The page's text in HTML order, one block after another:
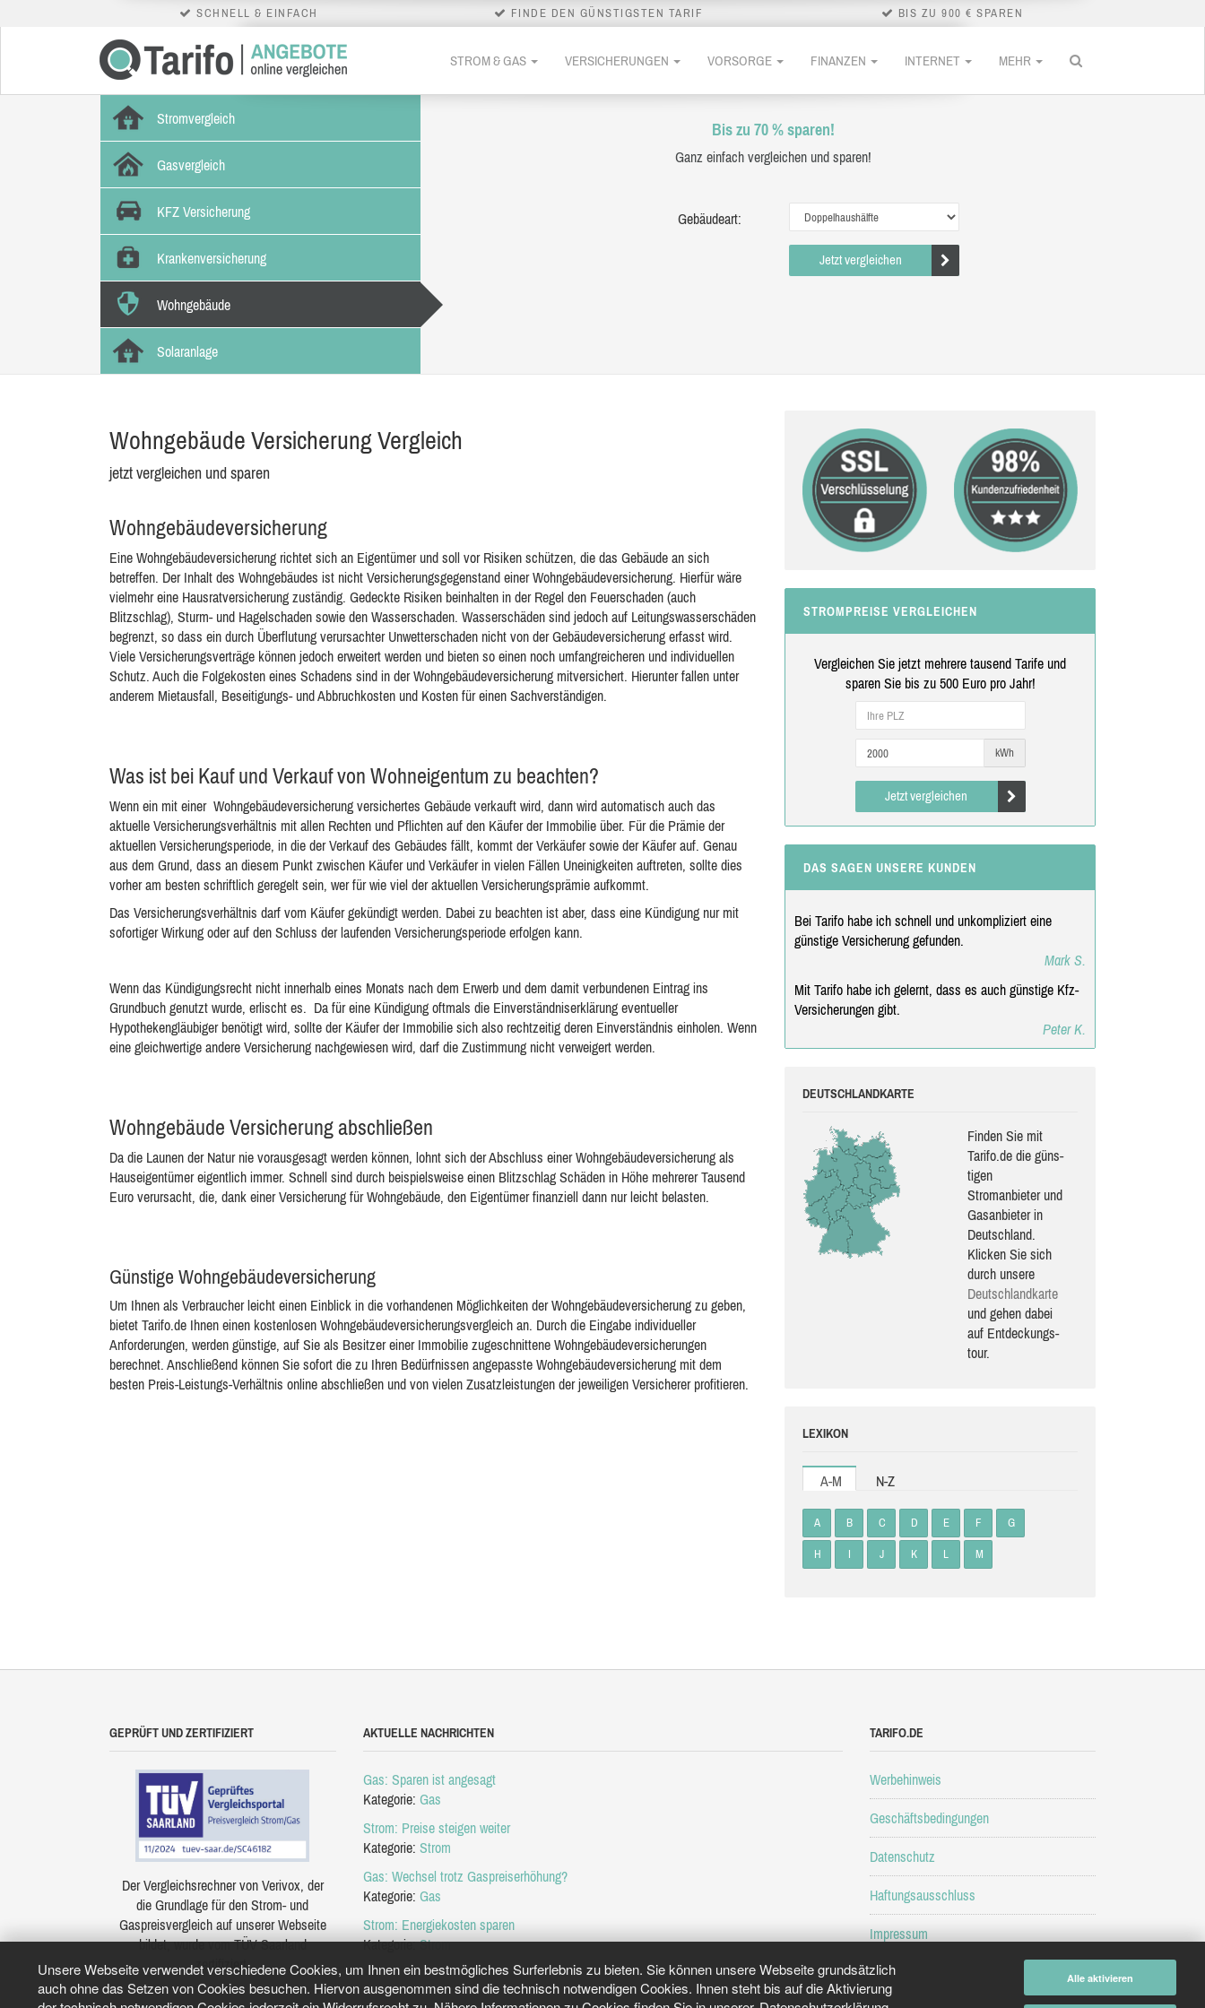
Unsere Webseite verwendet verschiedene Cookies, um Ihnen ein bestmögliches Surferlebnis zu bieten. Sie können unsere Webseite grundsätzlich
auch ohne das Setzen von Cookies besuchen. Hiervon ausgenommen sind die technisch notwendigen Cookies. Ihnen steht bis auf die Aktivierung
Alle aktivieren
SCHNELL & EINFACH FINDE DEN GÜNSTIGSTEN TARIF BIS ZU 900 € SPAREN
STROM & GAS VERSICHERUNGEN VORSORGE FINANZEN INTERNET MEHR
Stromvergleich
Gasvergleich
KFZ Versicherung
Krankenversicherung
Wohngebäude
Solaranlage
Bis zu 70 % sparen!
Ganz einfach vergleichen und sparen!
Gebäudeart:
Jetzt vergleichen
Wohngebäude Versicherung Vergleich
jetzt vergleichen und sparen
Wohngebäudeversicherung
Eine Wohngebäudeversicherung richtet sich an Eigentümer und soll vor Risiken schützen, die das Gebäude an sich
betreffen. Der Inhalt des Wohngebäudes ist nicht Versicherungsgegenstand einer Wohngebäudeversicherung. Hierfür wäre
vielmehr eine Hausratversicherung zuständig. Gedeckte Risiken beinhalten in der Regel den Feuerschaden (auch
Blitzschlag), Sturm- und Hagelschaden sowie den Wasserschaden. Wasserschäden sind jedoch auf Leitungswasserschäden
begrenzt, so dass ein durch Überflutung verursachter Unwetterschaden nicht von der Gebäudeversicherung erfasst wird.
Viele Versicherungsverträge können jedoch erweitert werden und bieten so einen noch umfangreicheren und individuellen
Schutz. Auch die Folgekosten eines Schadens sind in der Wohngebäudeversicherung mitversichert. Hierunter fallen unter
anderem Mietausfall, Beseitigungs- und Abbruchkosten und Kosten für einen Sachverständigen.
Was ist bei Kauf und Verkauf von Wohneigentum zu beachten?
Wenn ein mit einer Wohngebäudeversicherung versichertes Gebäude verkauft wird, dann wird automatisch auch das
aktuelle Versicherungsverhältnis mit allen Rechten und Pflichten auf den Käufer der Immobilie über. Für die Prämie der
aktuellen Versicherungsperiode, in die der Verkauf des Gebäudes fällt, kommt der Verkäufer sowie der Käufer auf. Genau
aus dem Grund, dass an diesem Punkt zwischen Käufer und Verkäufer in vielen Fällen Uneinigkeiten auftreten, sollte dies
vorher am besten schriftlich geregelt sein, wer für wie viel der aktuellen Versicherungsprämie aufkommt.
Das Versicherungsverhältnis darf vom Käufer gekündigt werden. Dabei zu beachten ist aber, dass eine Kündigung nur mit
sofortiger Wirkung oder auf den Schluss der laufenden Versicherungsperiode erfolgen kann.
Wenn das Kündigungsrecht nicht innerhalb eines Monats nach dem Erwerb und dem damit verbundenen Eintrag ins
Grundbuch genutzt wurde, erlischt es. Da für eine Kündigung oftmals die Einverständniserklärung eventueller
Hypothekengläubiger benötigt wird, sollte der Käufer der Immobilie sich also rechtzeitig deren Einverständnis einholen. Wenn
eine gleichwertige andere Versicherung nachgewiesen wird, darf die Zustimmung nicht verweigert werden.
Wohngebäude Versicherung abschließen
Da die Launen der Natur nie vorausgesagt werden können, lohnt sich der Abschluss einer Wohngebäudeversicherung als
Hauseigentümer eigentlich immer. Schnell sind durch beispielsweise einen Blitzschlag Schäden in Höhe mehrerer Tausend
Euro verursacht, die, dank einer Versicherung für Wohngebäude, den Eigentümer finanziell dann nur leicht belasten.
Günstige Wohngebäudeversicherung
Um Ihnen als Verbraucher leicht einen Einblick in die vorhandenen Möglichkeiten der Wohngebäudeversicherung zu geben,
bietet Tarifo.de Ihnen einen kostenlosen Wohngebäudeversicherungsvergleich an. Durch die Eingabe individueller
Anforderungen, werden günstige, auf Sie als Besitzer einer Immobilie zugeschnittene Wohngebäudeversicherungen
berechnet. Anschließend können Sie sofort die zu Ihren Bedürfnissen angepasste Wohngebäudeversicherung mit dem
besten Preis-Leistungs-Verhältnis online abschließen und von vielen Zusatzleistungen der jeweiligen Versicherer profitieren.
STROMPREISE VERGLEICHEN
Vergleichen Sie jetzt mehrere tausend Tarife und
sparen Sie bis zu 500 Euro pro Jahr!
kWh
Jetzt vergleichen
DAS SAGEN UNSERE KUNDEN
Bei Tarifo habe ich schnell und unkompliziert eine
günstige Versicherung gefunden.
Mark S.
Mit Tarifo habe ich gelernt, dass es auch günstige Kfz-
Versicherungen gibt.
Peter K.
DEUTSCHLANDKARTE
Finden Sie mit
Tarifo.de die güns­
ti­gen
Stromanbieter und
Gasanbieter in
Deutschland.
Klicken Sie sich
durch unsere
Deutsch­land­karte
und gehen dabei
auf Ent­de­ckungs­
tour.
LEXIKON
A-M N-Z
A B C D E F G
H I J K L M
GEPRÜFT UND ZERTIFIZIERT
Der Vergleichsrechner von Verivox, der
die Grundlage für den Strom- und
Gaspreisvergleich auf unserer Webseite
bildet, wurde vom TÜV Saarland
zertifiziert.
AKTUELLE NACHRICHTEN
Gas: Sparen ist angesagt
Kategorie: Gas
Strom: Preise steigen weiter
Kategorie: Strom
Gas: Wechsel trotz Gaspreiserhöhung?
Kategorie: Gas
Strom: Energiekosten sparen
Kategorie:Strom
TARIFO.DE
Werbehinweis
Geschäftsbedingungen
Datenschutz
Haftungsausschluss
Impressum